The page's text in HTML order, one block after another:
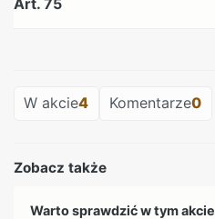
W akcie4 Komentarze0
Zobacz także
Warto sprawdzić w tym akcie